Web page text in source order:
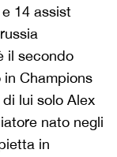
14 assist
il secondo
in Champions
lui solo Alex
nato negli
in